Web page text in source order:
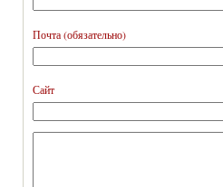
Почта (обязательно)
Сайт